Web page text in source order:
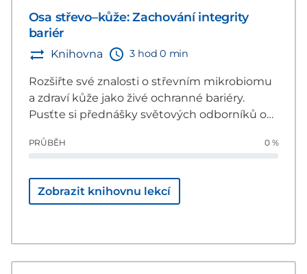
Osa střevo–kůže: Zachování integrity
bariér
Knihovna 3 hod 0 min
Rozšiřte své znalosti o střevním mikrobiomu
a zdraví kůže jako živé ochranné bariéry.
Pusťte si přednášky světových odborníků o
zvířat.
PRŮBĚH 0 %
Zobrazit knihovnu lekcí